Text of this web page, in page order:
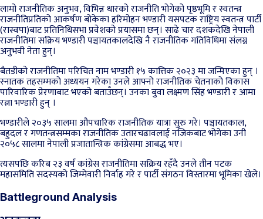
लामो राजनीतिक अनुभव, विभिन्न धारको राजनीति भोगेको पृष्ठभूमि र स्वतन्त्र
राजनीतिप्रतिको आकर्षण बोकेका हरिमोहन भण्डारी यसपटक राष्ट्रिय स्वतन्त्र पार्टी
(रास्वपा)बाट प्रतिनिधिसभा प्रवेशको प्रयासमा छन्। साढे चार दशकदेखि नेपाली
राजनीतिमा सक्रिय भण्डारी पञ्चायतकालदेखि नै राजनीतिक गतिविधिमा संलग्न
अनुभवी नेता हुन्।
बैतडीको राजनीतिमा परिचित नाम भण्डारी १५ कात्तिक २०२३ मा जन्मिएका हुन् ।
स्नातक तहसम्मको अध्ययन गरेका उनले आफ्नो राजनीतिक चेतनाको विकास
पारिवारिक प्रेरणाबाट भएको बताउँछन्। उनका बुवा लक्ष्मण सिंह भण्डारी र आमा
रत्ना भण्डारी हुन् ।
भण्डारीले २०३५ सालमा औपचारिक राजनीतिक यात्रा सुरु गरे। पञ्चायतकाल,
बहुदल र गणतन्त्रसम्मका राजनीतिक उतारचढावलाई नजिकबाट भोगेका उनी
२०५८ सालमा नेपाली प्रजातान्त्रिक कांग्रेसमा आबद्ध भए।
त्यसपछि करिब २३ वर्ष कांग्रेस राजनीतिमा सक्रिय रहँदै उनले तीन पटक
महासमिति सदस्यको जिम्मेवारी निर्वाह गरे र पार्टी संगठन विस्तारमा भूमिका खेले।
Battleground Analysis